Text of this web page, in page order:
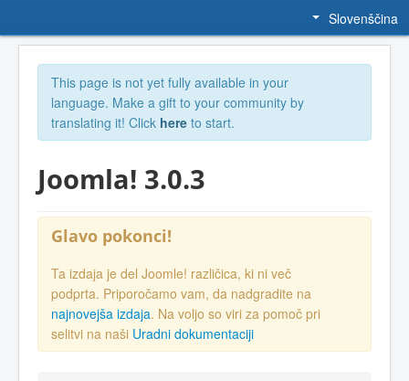
Slovenščina
This page is not yet fully available in your
language. Make a gift to your community by
translating it! Click here to start.
Joomla! 3.0.3
Glavo pokonci!
Ta izdaja je del Joomle! različica, ki ni več
podprta. Priporočamo vam, da nadgradite na
najnovejša izdaja. Na voljo so viri za pomoč pri
selitvi na naši Uradni dokumentaciji